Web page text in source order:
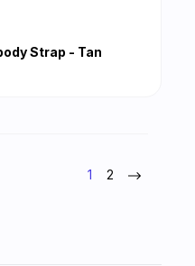
Strap - Tan
1 2